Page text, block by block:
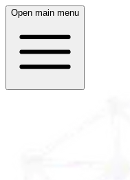
Open main menu